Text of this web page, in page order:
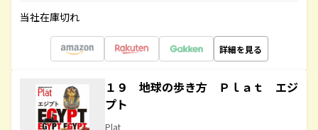
当社在庫切れ
詳細を見る
１９ 地球の歩き方 Ｐｌａｔ エジ
プト
Plat